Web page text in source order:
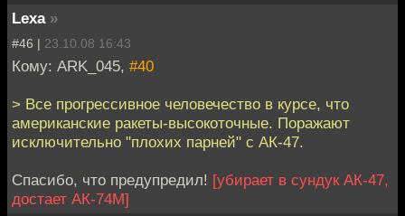
Lexa »
#46 | 23.10.08 16:43
Кому: ARK_045, #40
> Все прогрессивное человечество в курсе, что
американские ракеты-высокоточные. Поражают
исключительно "плохих парней" с АК-47.
Спасибо, что предупредил! [убирает в сундук АК-47,
достает АК-74М]